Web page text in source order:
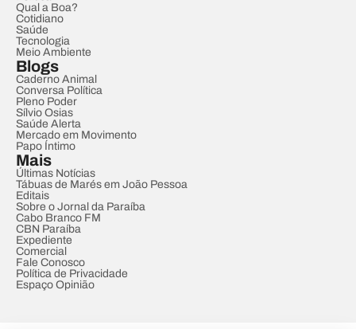
Qual a Boa?
Cotidiano
Saúde
Tecnologia
Meio Ambiente
Blogs
Caderno Animal
Conversa Política
Pleno Poder
Sílvio Osias
Saúde Alerta
Mercado em Movimento
Papo Íntimo
Mais
Últimas Notícias
Tábuas de Marés em João Pessoa
Editais
Sobre o Jornal da Paraíba
Cabo Branco FM
CBN Paraíba
Expediente
Comercial
Fale Conosco
Política de Privacidade
Espaço Opinião